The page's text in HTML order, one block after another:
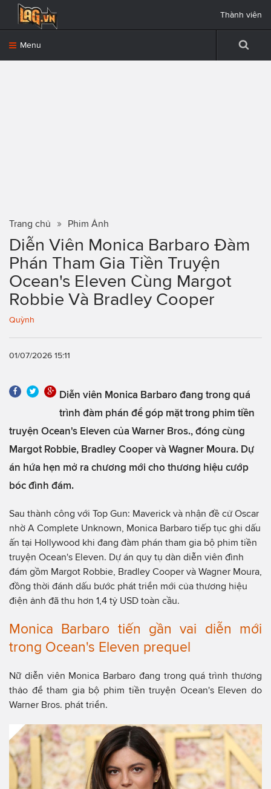
Menu
Thành viên
Trang chủ Phim Ảnh
Diễn Viên Monica Barbaro Đàm
Phán Tham Gia Tiền Truyện
Ocean's Eleven Cùng Margot
Robbie Và Bradley Cooper
Quỳnh
01/07/2026 15:11
Diễn viên Monica Barbaro đang trong quá
trình đàm phán để góp mặt trong phim tiền
truyện Ocean's Eleven của Warner Bros., đóng cùng
Margot Robbie, Bradley Cooper và Wagner Moura. Dự
án hứa hẹn mở ra chương mới cho thương hiệu cướp
bóc đình đám.
Sau thành công với Top Gun: Maverick và nhận đề cử Oscar
nhờ A Complete Unknown, Monica Barbaro tiếp tục ghi dấu
ấn tại Hollywood khi đang đàm phán tham gia bộ phim tiền
truyện Ocean's Eleven. Dự án quy tụ dàn diễn viên đình
đám gồm Margot Robbie, Bradley Cooper và Wagner Moura,
đồng thời đánh dấu bước phát triển mới của thương hiệu
điện ảnh đã thu hơn 1,4 tỷ USD toàn cầu.
Monica Barbaro tiến gần vai diễn mới
trong Ocean's Eleven prequel
Nữ diễn viên Monica Barbaro đang trong quá trình thương
thảo để tham gia bộ phim tiền truyện Ocean's Eleven do
Warner Bros. phát triển.